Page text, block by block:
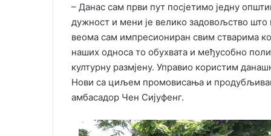
– Данас сам први пут посјетимо једну
дужност и мени је велико задовољство
веома сам импресиониран свим стварима
наших односа то обухвата и међусобно
културну размјену. Управио користим
Нови са циљем промовисања и
амбасадор Чен Сијуфенг.